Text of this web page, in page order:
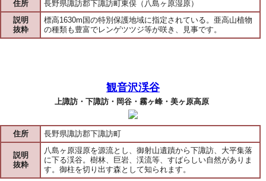
住所
長野県諏訪郡下諏訪町東俣（八島ヶ原湿原）
説明
抜粋
標高1630m国の特別保護地域に指定されている。亜高山植物
の種類も豊富でレンゲツツジ等が咲き、見事です。
観音沢渓谷
上諏訪・下諏訪・岡谷・霧ヶ峰・美ヶ原高原
住所 長野県諏訪郡下諏訪町
説明
抜粋
八島ヶ原湿原を源流とし、御射山遺蹟から下諏訪、大平集落
に下る渓谷。樹林、巨岩、渓流等、すばらしい自然がありま
す。御柱を切り出す森として知られます。